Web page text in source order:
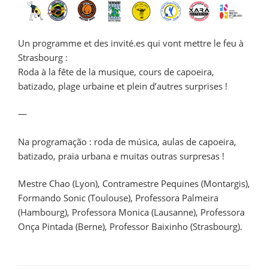
Un programme et des invité.es qui vont mettre le feu à
Strasbourg :
Roda à la fête de la musique, cours de capoeira,
batizado, plage urbaine et plein d’autres surprises !
—
Na programação : roda de música, aulas de capoeira,
batizado, praia urbana e muitas outras surpresas !
Mestre Chao (Lyon), Contramestre Pequines (Montargis),
Formando Sonic (Toulouse), Professora Palmeira
(Hambourg), Professora Monica (Lausanne), Professora
Onça Pintada (Berne), Professor Baixinho (Strasbourg).